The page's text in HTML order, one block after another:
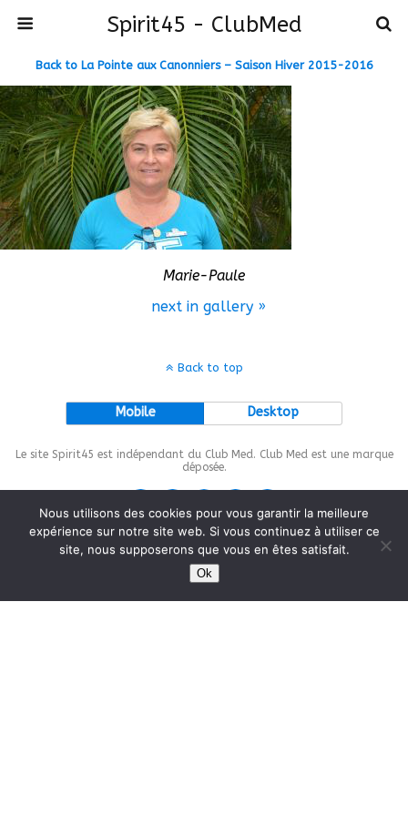
Spirit45 - ClubMed
Back to La Pointe aux Canonniers – Saison Hiver 2015-2016
Marie-Paule
next in gallery »
Back to top
Mobile Desktop
Le site Spirit45 est indépendant du Club Med. Club Med est une marque
déposée.
This site is protected bywp-copyrightpro.com
Nous utilisons des cookies pour vous garantir la meilleure
expérience sur notre site web. Si vous continuez à utiliser ce
site, nous supposerons que vous en êtes satisfait.
Ok